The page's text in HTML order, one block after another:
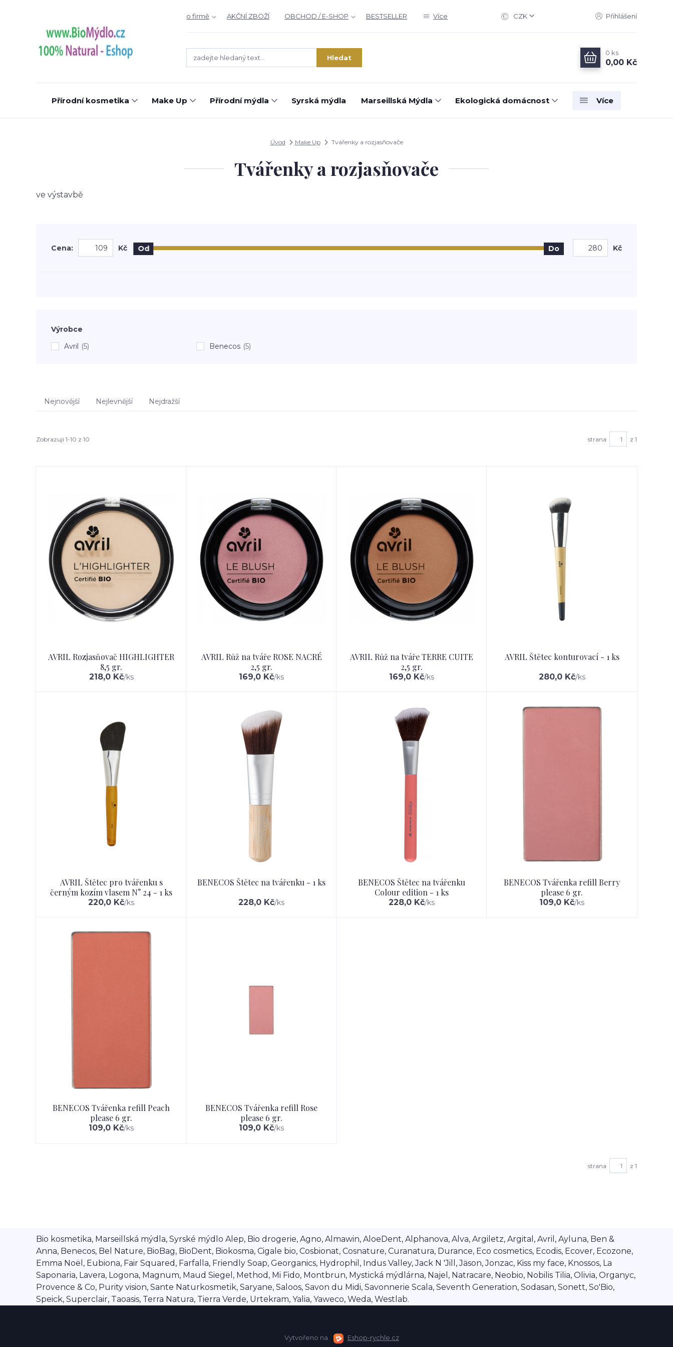
o firmě AKČNÍ ZBOŽÍ OBCHOD / E-SHOP BESTSELLER Více CZK Přihlášení
Hledat
0 ks
0,00 Kč
Přírodní kosmetika Make Up Přírodní mýdla Syrská mýdla Marseillská Mýdla Ekologická domácnost Více
Úvod Make Up Tvářenky a rozjasňovače
Tvářenky a rozjasňovače
ve výstavbě
Cena: Kč Od Do Kč
Výrobce
Avril (5) Benecos (5)
Nejnovější Nejlevnější Nejdražší
Zobrazuji 1-10 z 10 strana z 1
AVRIL Rozjasňovač HIGHLIGHTER
8,5 gr.
218,0 Kč/ks
AVRIL Růž na tváře ROSE NACRÉ
2,5 gr.
169,0 Kč/ks
AVRIL Růž na tváře TERRE CUITE
2,5 gr.
169,0 Kč/ks
AVRIL Štětec konturovací - 1 ks
280,0 Kč/ks
AVRIL Štětec pro tvářenku s
černým kozím vlasem N° 24 - 1 ks
220,0 Kč/ks
BENECOS Štětec na tvářenku - 1 ks
228,0 Kč/ks
BENECOS Štětec na tvářenku
Colour edition - 1 ks
228,0 Kč/ks
BENECOS Tvářenka refill Berry
please 6 gr.
109,0 Kč/ks
BENECOS Tvářenka refill Peach
please 6 gr.
109,0 Kč/ks
BENECOS Tvářenka refill Rose
please 6 gr.
109,0 Kč/ks
strana z 1
Bio kosmetika, Marseillská mýdla, Syrské mýdlo Alep, Bio drogerie, Agno, Almawin, AloeDent, Alphanova, Alva, Argiletz, Argital, Avril, Ayluna, Ben &
Anna, Benecos, Bel Nature, BioBag, BioDent, Biokosma, Cigale bio, Cosbionat, Cosnature, Curanatura, Durance, Eco cosmetics, Ecodis, Ecover, Ecozone,
Emma Noël, Eubiona, Fair Squared, Farfalla, Friendly Soap, Georganics, Hydrophil, Indus Valley, Jack N 'Jill, Jäson, Jonzac, Kiss my face, Knossos, La
Saponaria, Lavera, Logona, Magnum, Maud Siegel, Method, Mi Fido, Montbrun, Mystická mýdlárna, Najel, Natracare, Neobio, Nobilis Tilia, Olivia, Organyc,
Provence & Co, Purity vision, Sante Naturkosmetik, Saryane, Saloos, Savon du Midi, Savonnerie Scala, Seventh Generation, Sodasan, Sonett, So'Bio,
Speick, Superclair, Taoasis, Terra Natura, Tierra Verde, Urtekram, Yalia, Yaweco, Weda, Westlab.
Vytvořeno na Eshop-rychle.cz